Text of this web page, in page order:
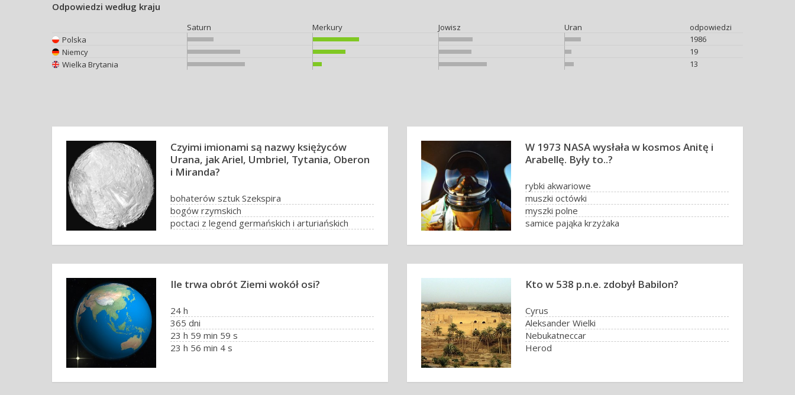
Odpowiedzi według kraju
Saturn Merkury Jowisz Uran
odpowiedzi
Polska
1986
Niemcy
19
Wielka Brytania
13
Czyimi imionami są nazwy księżyców
Urana, jak Ariel, Umbriel, Tytania, Oberon
i Miranda?
bohaterów sztuk Szekspira
bogów rzymskich
poctaci z legend germańskich i arturiańskich
W 1973 NASA wysłała w kosmos Anitę i
Arabellę. Były to..?
rybki akwariowe
muszki octówki
myszki polne
samice pająka krzyżaka
Ile trwa obrót Ziemi wokół osi?
24 h
365 dni
23 h 59 min 59 s
23 h 56 min 4 s
Kto w 538 p.n.e. zdobył Babilon?
Cyrus
Aleksander Wielki
Nebukatneccar
Herod